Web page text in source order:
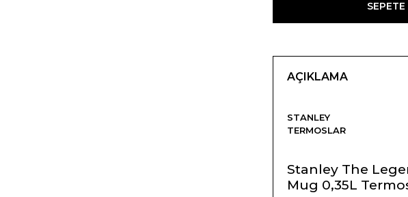
SEPETE
AÇIKLAMA
STANLEY
TERMOSLAR
Stanley The
Mug 0,35L